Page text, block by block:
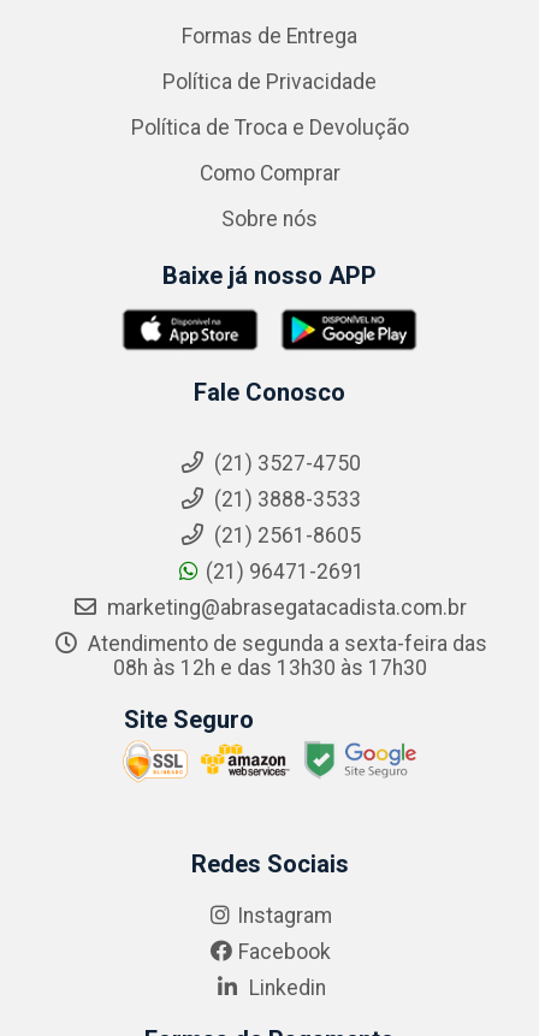
Formas de Entrega
Política de Privacidade
Política de Troca e Devolução
Como Comprar
Sobre nós
Baixe já nosso APP
Fale Conosco
(21) 3527-4750
(21) 3888-3533
(21) 2561-8605
(21) 96471-2691
marketing@abrasegatacadista.com.br
Atendimento de segunda a sexta-feira das
08h às 12h e das 13h30 às 17h30
Site Seguro
Redes Sociais
Instagram
Facebook
Linkedin